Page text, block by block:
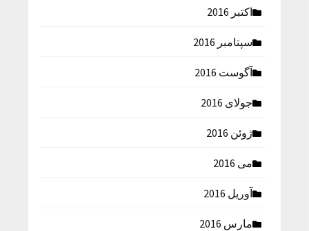
اکتبر 2016
سپتامبر 2016
آگوست 2016
جولای 2016
ژوئن 2016
می 2016
آوریل 2016
مارس 2016